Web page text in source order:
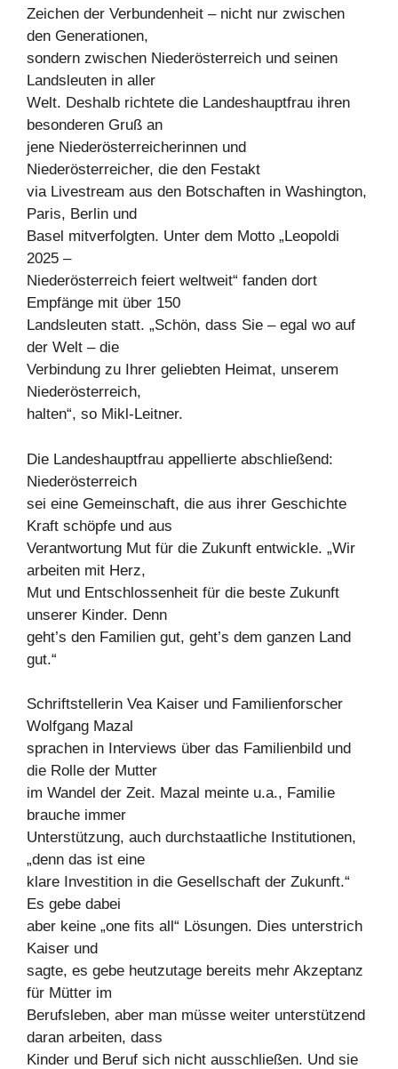
Zeichen der Verbundenheit – nicht nur zwischen
den Generationen,
sondern zwischen Niederösterreich und seinen
Landsleuten in aller
Welt. Deshalb richtete die Landeshauptfrau ihren
besonderen Gruß an
jene Niederösterreicherinnen und
Niederösterreicher, die den Festakt
via Livestream aus den Botschaften in Washington,
Paris, Berlin und
Basel mitverfolgten. Unter dem Motto „Leopoldi
2025 –
Niederösterreich feiert weltweit“ fanden dort
Empfänge mit über 150
Landsleuten statt. „Schön, dass Sie – egal wo auf
der Welt – die
Verbindung zu Ihrer geliebten Heimat, unserem
Niederösterreich,
halten“, so Mikl-Leitner.
Die Landeshauptfrau appellierte abschließend:
Niederösterreich
sei eine Gemeinschaft, die aus ihrer Geschichte
Kraft schöpfe und aus
Verantwortung Mut für die Zukunft entwickle. „Wir
arbeiten mit Herz,
Mut und Entschlossenheit für die beste Zukunft
unserer Kinder. Denn
geht’s den Familien gut, geht’s dem ganzen Land
gut.“
Schriftstellerin Vea Kaiser und Familienforscher
Wolfgang Mazal
sprachen in Interviews über das Familienbild und
die Rolle der Mutter
im Wandel der Zeit. Mazal meinte u.a., Familie
brauche immer
Unterstützung, auch durchstaatliche Institutionen,
„denn das ist eine
klare Investition in die Gesellschaft der Zukunft.“
Es gebe dabei
aber keine „one fits all“ Lösungen. Dies unterstrich
Kaiser und
sagte, es gebe heutzutage bereits mehr Akzeptanz
für Mütter im
Berufsleben, aber man müsse weiter unterstützend
daran arbeiten, dass
Kinder und Beruf sich nicht ausschließen. Und sie